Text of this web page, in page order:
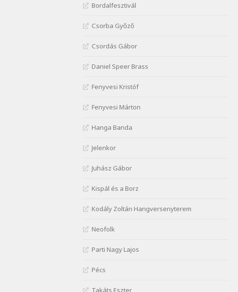
Szélkiáltó
Galambosi László: Kalapos
Győri László: Jönnek a törökök
Szélkiáltó
Janus Pannonius: Könyörgés az
istenekhez a török ellen hadba
Szélkiáltó
Janus Pannonius:
Névváltoztatásáról
Szélkiáltó
tavasszal
József Attila: Hajad az ujjamé
Szélkiáltó
Szélkiáltó
József Attila: Mikor az uccán
Bordalfesztivál
Csorba Győző
Csordás Gábor
Daniel Speer Brass
Fenyvesi Kristóf
Fenyvesi Márton
Hanga Banda
Jelenkor
Juhász Gábor
Kispál és a Borz
Kodály Zoltán Hangversenyterem
Neofolk
Parti Nagy Lajos
Pécs
Takáts Eszter